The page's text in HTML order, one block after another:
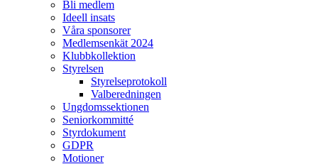
Bli medlem
Ideell insats
Våra sponsorer
Medlemsenkät 2024
Klubbkollektion
Styrelsen
Styrelseprotokoll
Valberedningen
Ungdomssektionen
Seniorkommitté
Styrdokument
GDPR
Motioner